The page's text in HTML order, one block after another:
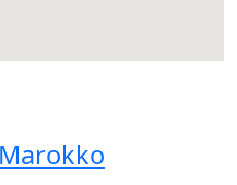
Marokko